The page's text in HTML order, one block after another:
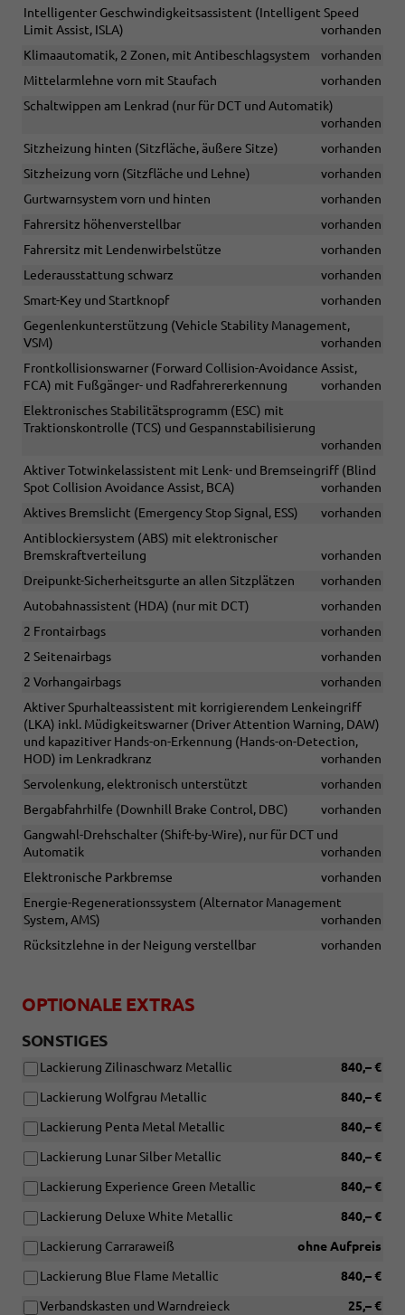
Intelligenter Geschwindigkeitsassistent (Intelligent Speed
Limit Assist, ISLA)
vorhanden
Klimaautomatik, 2 Zonen, mit Antibeschlagsystem
vorhanden
Mittelarmlehne vorn mit Staufach
vorhanden
Schaltwippen am Lenkrad (nur für DCT und Automatik)
vorhanden
Sitzheizung hinten (Sitzfläche, äußere Sitze)
vorhanden
Sitzheizung vorn (Sitzfläche und Lehne)
vorhanden
Gurtwarnsystem vorn und hinten
vorhanden
Fahrersitz höhenverstellbar
vorhanden
Fahrersitz mit Lendenwirbelstütze
vorhanden
Lederausstattung schwarz
vorhanden
Smart-Key und Startknopf
vorhanden
Gegenlenkunterstützung (Vehicle Stability Management,
VSM)
vorhanden
Frontkollisionswarner (Forward Collision-Avoidance Assist,
FCA) mit Fußgänger- und Radfahrererkennung
vorhanden
Elektronisches Stabilitätsprogramm (ESC) mit
Traktionskontrolle (TCS) und Gespannstabilisierung
vorhanden
Aktiver Totwinkelassistent mit Lenk- und Bremseingriff (Blind
Spot Collision Avoidance Assist, BCA)
vorhanden
Aktives Bremslicht (Emergency Stop Signal, ESS)
vorhanden
Antiblockiersystem (ABS) mit elektronischer
Bremskraftverteilung
vorhanden
Dreipunkt-Sicherheitsgurte an allen Sitzplätzen
vorhanden
Autobahnassistent (HDA) (nur mit DCT)
vorhanden
2 Frontairbags
vorhanden
2 Seitenairbags
vorhanden
2 Vorhangairbags
vorhanden
Aktiver Spurhalteassistent mit korrigierendem Lenkeingriff
(LKA) inkl. Müdigkeitswarner (Driver Attention Warning, DAW)
und kapazitiver Hands-on-Erkennung (Hands-on-Detection,
HOD) im Lenkradkranz
vorhanden
Servolenkung, elektronisch unterstützt
vorhanden
Bergabfahrhilfe (Downhill Brake Control, DBC)
vorhanden
Gangwahl-Drehschalter (Shift-by-Wire), nur für DCT und
Automatik
vorhanden
Elektronische Parkbremse
vorhanden
Energie-Regenerationssystem (Alternator Management
System, AMS)
vorhanden
Rücksitzlehne in der Neigung verstellbar
vorhanden
OPTIONALE EXTRAS
SONSTIGES
840,– €
Lackierung Zilinaschwarz Metallic
840,– €
Lackierung Wolfgrau Metallic
840,– €
Lackierung Penta Metal Metallic
840,– €
Lackierung Lunar Silber Metallic
840,– €
Lackierung Experience Green Metallic
840,– €
Lackierung Deluxe White Metallic
ohne Aufpreis
Lackierung Carraraweiß
840,– €
Lackierung Blue Flame Metallic
25,– €
Verbandskasten und Warndreieck